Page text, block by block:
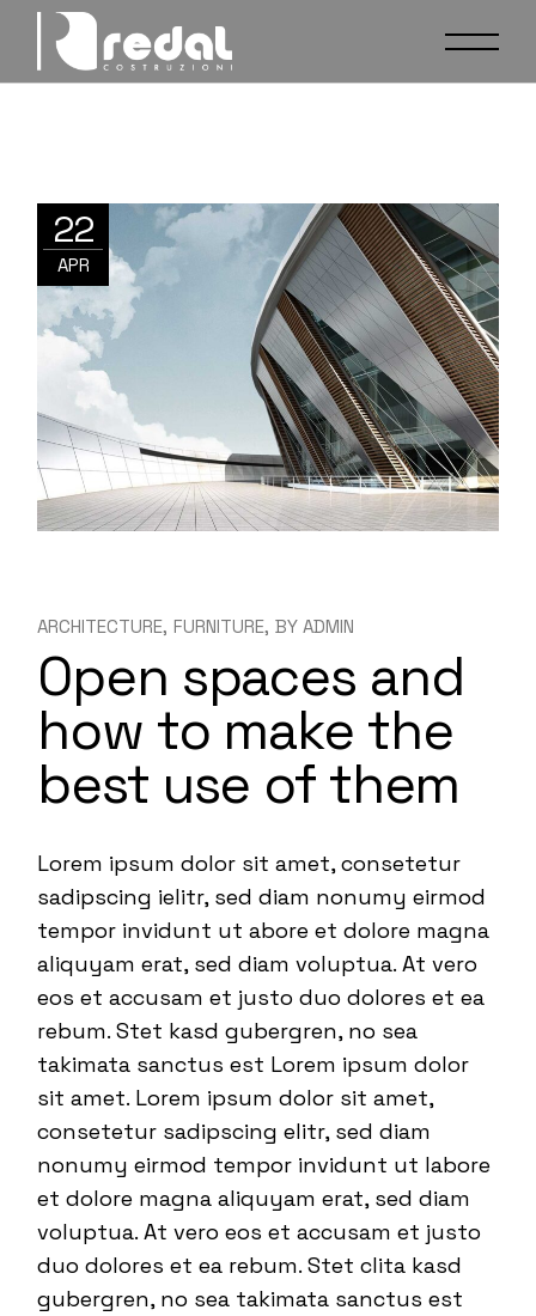
22
APR
ARCHITECTURE FURNITURE BY ADMIN
Open spaces and
how to make the
best use of them
Lorem ipsum dolor sit amet, consetetur
sadipscing ielitr, sed diam nonumy eirmod
tempor invidunt ut abore et dolore magna
aliquyam erat, sed diam voluptua. At vero
eos et accusam et justo duo dolores et ea
rebum. Stet kasd gubergren, no sea
takimata sanctus est Lorem ipsum dolor
sit amet. Lorem ipsum dolor sit amet,
consetetur sadipscing elitr, sed diam
nonumy eirmod tempor invidunt ut labore
et dolore magna aliquyam erat, sed diam
voluptua. At vero eos et accusam et justo
duo dolores et ea rebum. Stet clita kasd
gubergren, no sea takimata sanctus est